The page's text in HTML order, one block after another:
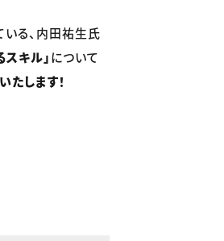
いる、内田祐生氏
キル」について
いたします！